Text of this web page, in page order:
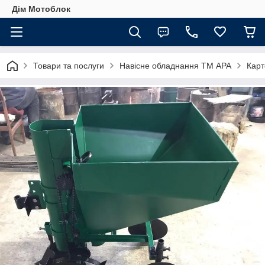
Дім Мотоблок
Товари та послуги Навісне обладнання ТМ АРА